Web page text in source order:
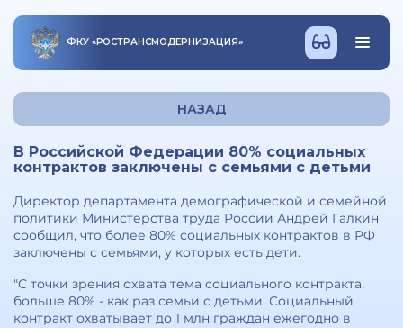
ФКУ «РОСТРАНСМОДЕРНИЗАЦИЯ»
НАЗАД
В Российской Федерации 80% социальных
контрактов заключены с семьями с детьми
Директор департамента демографической и семейной
политики Министерства труда России Андрей Галкин
сообщил, что более 80% социальных контрактов в РФ
заключены с семьями, у которых есть дети.
"С точки зрения охвата тема социального контракта,
больше 80% - как раз семьи с детьми. Социальный
контракт охватывает до 1 млн граждан ежегодно в